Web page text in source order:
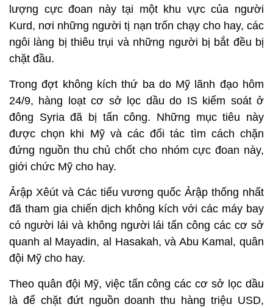
lượng cực đoan này tại một khu vực của người
Kurd, nơi những người tị nạn trốn chạy cho hay, các
ngôi làng bị thiêu trụi và những người bị bắt đều bị
chặt đầu.
Trong đợt không kích thứ ba do Mỹ lãnh đạo hôm
24/9, hàng loạt cơ sở lọc dầu do IS kiểm soát ở
đông Syria đã bị tấn công. Những mục tiêu này
được chọn khi Mỹ và các đối tác tìm cách chặn
đứng nguồn thu chủ chốt cho nhóm cực đoan này,
giới chức Mỹ cho hay.
Ảrập Xêút và Các tiểu vương quốc Ảrập thống nhất
đã tham gia chiến dịch không kích với các máy bay
có người lái và không người lái tấn công các cơ sở
quanh al Mayadin, al Hasakah, và Abu Kamal, quân
đội Mỹ cho hay.
Theo quân đội Mỹ, việc tấn công các cơ sở lọc dầu
là để chặt đứt nguồn doanh thu hàng triệu USD,